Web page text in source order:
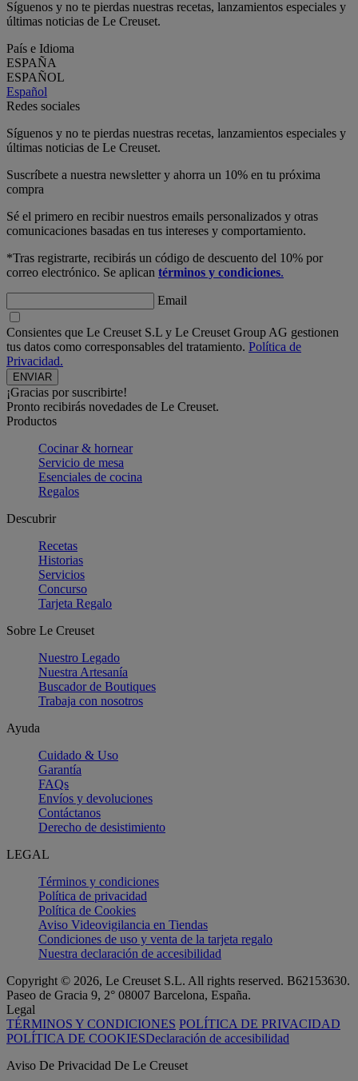
Síguenos y no te pierdas nuestras recetas, lanzamientos especiales y
últimas noticias de Le Creuset.
País e Idioma
ESPAÑA
ESPAÑOL
Español
Redes sociales
Síguenos y no te pierdas nuestras recetas, lanzamientos especiales y
últimas noticias de Le Creuset.
Suscríbete a nuestra newsletter y ahorra un 10% en tu próxima
compra
Sé el primero en recibir nuestros emails personalizados y otras
comunicaciones basadas en tus intereses y comportamiento.
*Tras registrarte, recibirás un código de descuento del 10% por
correo electrónico. Se aplican términos y condiciones.
Email
Consientes que Le Creuset S.L y Le Creuset Group AG gestionen
tus datos como corresponsables del tratamiento. Política de
Privacidad.
¡Gracias por suscribirte!
Pronto recibirás novedades de Le Creuset.
Productos
Cocinar & hornear
Servicio de mesa
Esenciales de cocina
Regalos
Descubrir
Recetas
Historias
Servicios
Concurso
Tarjeta Regalo
Sobre Le Creuset
Nuestro Legado
Nuestra Artesanía
Buscador de Boutiques
Trabaja con nosotros
Ayuda
Cuidado & Uso
Garantía
FAQs
Envíos y devoluciones
Contáctanos
Derecho de desistimiento
LEGAL
Términos y condiciones
Política de privacidad
Política de Cookies
Aviso Videovigilancia en Tiendas
Condiciones de uso y venta de la tarjeta regalo
Nuestra declaración de accesibilidad
Copyright © 2026, Le Creuset S.L. All rights reserved. B62153630.
Paseo de Gracia 9, 2° 08007 Barcelona, España.
Legal
TÉRMINOS Y CONDICIONES POLÍTICA DE PRIVACIDAD
POLÍTICA DE COOKIESDeclaración de accesibilidad
Aviso De Privacidad De Le Creuset